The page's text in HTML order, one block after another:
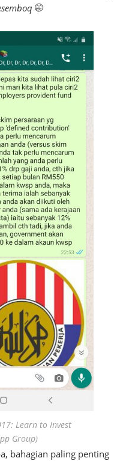
🤭
Learn to Invest
Group)
bahagian paling penting